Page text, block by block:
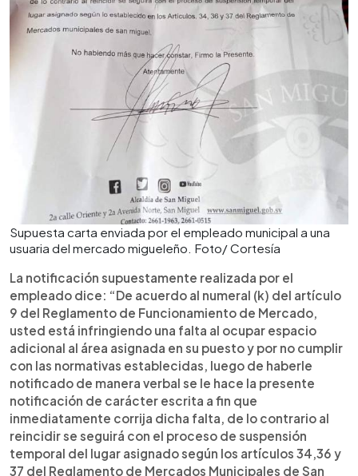
Supuesta carta enviada por el empleado municipal a una
usuaria del mercado migueleño. Foto/ Cortesía
La notificación supuestamente realizada por el
empleado dice: “De acuerdo al numeral (k) del artículo
9 del Reglamento de Funcionamiento de Mercado,
usted está infringiendo una falta al ocupar espacio
adicional al área asignada en su puesto y por no cumplir
con las normativas establecidas, luego de haberle
notificado de manera verbal se le hace la presente
notificación de carácter escrita a fin que
inmediatamente corrija dicha falta, de lo contrario al
reincidir se seguirá con el proceso de suspensión
temporal del lugar asignado según los artículos 34,36 y
37 del Reglamento de Mercados Municipales de San